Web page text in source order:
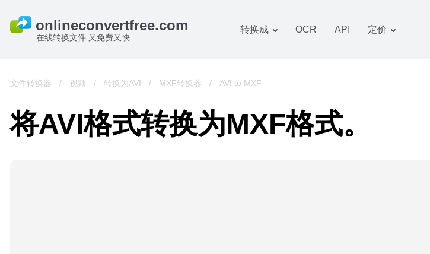
在线转换文件 又免费又快
转换成
书籍 转换器
OCR API 定价
文件转换器 / 视频 / 转换为AVI / MXF转换器 / AVI to MXF
将AVI格式转换为MXF格式。